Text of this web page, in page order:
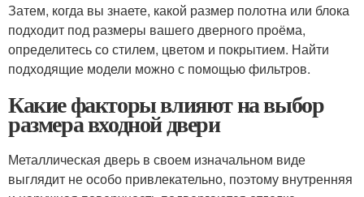
Затем, когда вы знаете, какой размер полотна или блока
подходит под размеры вашего дверного проёма,
определитесь со стилем, цветом и покрытием. Найти
подходящие модели можно с помощью фильтров.
Какие факторы влияют на выбор
размера входной двери
Металлическая дверь в своем изначальном виде
выглядит не особо привлекательно, поэтому внутренняя